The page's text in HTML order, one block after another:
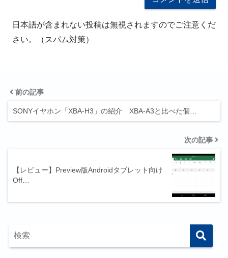
日本語が含まれない投稿は無視されますのでご注意くだ
さい。（スパム対策）
前の記事
SONYイヤホン「XBA-H3」の紹介 XBA-A3と比べた個…
次の記事
【レビュー】Preview版Androidタブレット向け
Off…